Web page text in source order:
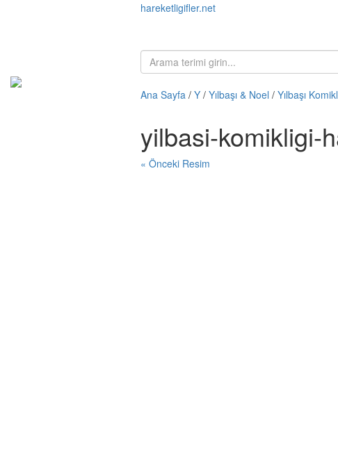
hareketligifler.net
Ana Sayfa / Y / Yılbaşı & Noel / Yılbaşı
yilbasi-komikligi-
« Önceki Resim